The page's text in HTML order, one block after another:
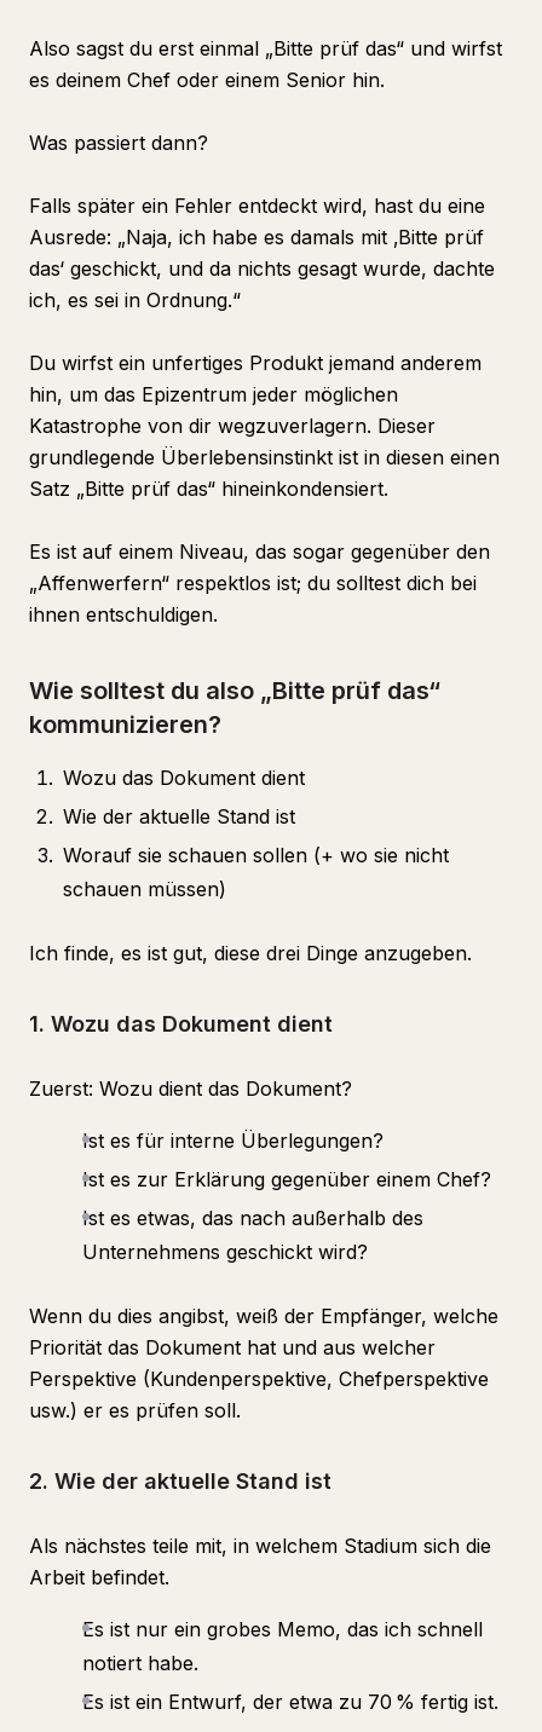
Also sagst du erst einmal „Bitte prüf das“ und wirfst
es deinem Chef oder einem Senior hin.
Was passiert dann?
Falls später ein Fehler entdeckt wird, hast du eine
Ausrede: „Naja, ich habe es damals mit ‚Bitte prüf
das‘ geschickt, und da nichts gesagt wurde, dachte
ich, es sei in Ordnung.“
Du wirfst ein unfertiges Produkt jemand anderem
hin, um das Epizentrum jeder möglichen
Katastrophe von dir wegzuverlagern. Dieser
grundlegende Überlebensinstinkt ist in diesen einen
Satz „Bitte prüf das“ hineinkondensiert.
Es ist auf einem Niveau, das sogar gegenüber den
„Affenwerfern“ respektlos ist; du solltest dich bei
ihnen entschuldigen.
Wie solltest du also „Bitte prüf das“
kommunizieren?
Wozu das Dokument dient
Wie der aktuelle Stand ist
Worauf sie schauen sollen (+ wo sie nicht
schauen müssen)
Ich finde, es ist gut, diese drei Dinge anzugeben.
1. Wozu das Dokument dient
Zuerst: Wozu dient das Dokument?
Ist es für interne Überlegungen?
Ist es zur Erklärung gegenüber einem Chef?
Ist es etwas, das nach außerhalb des
Unternehmens geschickt wird?
Wenn du dies angibst, weiß der Empfänger, welche
Priorität das Dokument hat und aus welcher
Perspektive (Kundenperspektive, Chefperspektive
usw.) er es prüfen soll.
2. Wie der aktuelle Stand ist
Als nächstes teile mit, in welchem Stadium sich die
Arbeit befindet.
Es ist nur ein grobes Memo, das ich schnell
notiert habe.
Es ist ein Entwurf, der etwa zu 70 % fertig ist.